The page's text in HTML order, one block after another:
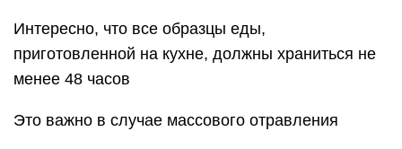
Интересно, что все образцы еды,
приготовленной на кухне, должны храниться не
менее 48 часов
Это важно в случае массового отравления